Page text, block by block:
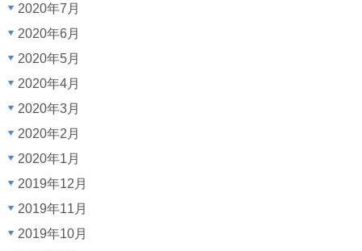
2020年7月
2020年6月
2020年5月
2020年4月
2020年3月
2020年2月
2020年1月
2019年12月
2019年11月
2019年10月